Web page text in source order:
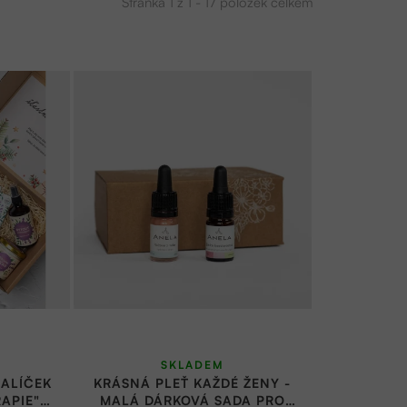
|
KRÁSNÁ PLEŤ KAŽDÉ ŽENY -
MALÁ DÁRKOVÁ SADA PRO
SKLADEM